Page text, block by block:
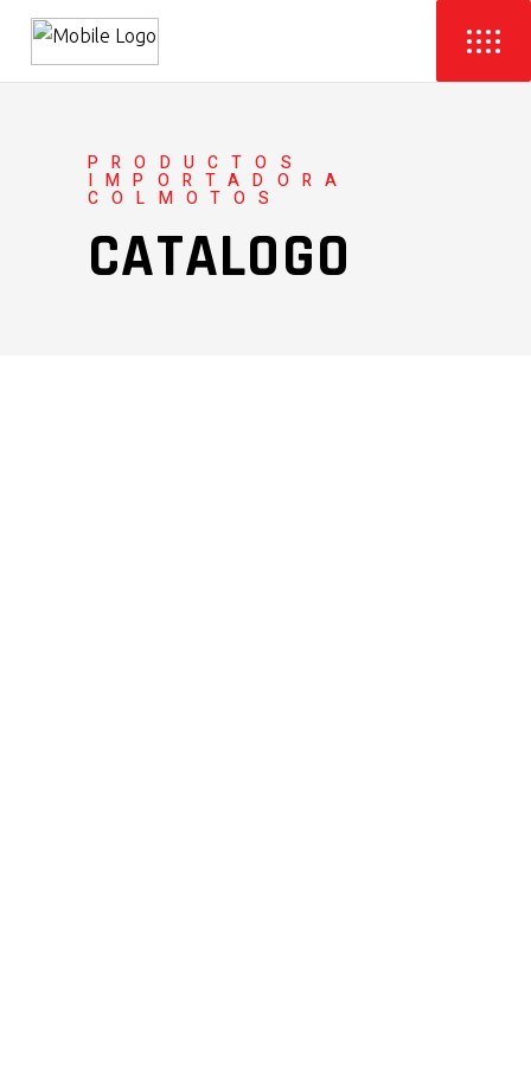
PRODUCTOS
IMPORTADORA
COLMOTOS
CATALOGO